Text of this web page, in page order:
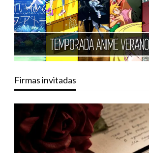
Firmas invitadas